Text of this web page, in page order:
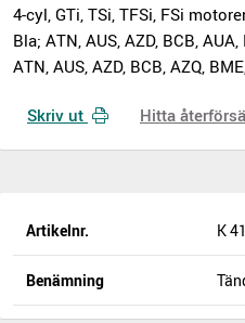
4-cyl, GTi, TSi, TFSi, FSi
Bla; ATN, AUS, AZD, BCB, AUA,
ATN, AUS, AZD, BCB, AZQ,
Skriv ut Hitta
Artikelnr. K
Benämning